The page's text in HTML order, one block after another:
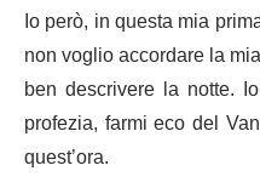
Io però, in questa mia
non voglio accordare la
ben descrivere la notte.
profezia, farmi eco del
quest’ora.